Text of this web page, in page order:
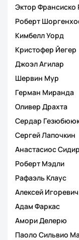
Эктор
Роберт
Кимбелл Уорд
Кристофер Йегер
Джоэл Агилар
Шервин Мур
Герман Миранда
Оливер Драхта
Сердар
Сергей Лапочкин
Анастасиос
Роберт Мэдли
Рафаэль Клаус
Алексей
Адам Фаркас
Амори Делерю
Паоло Сильвио